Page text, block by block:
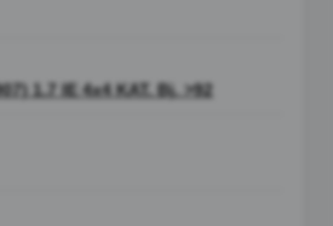
1.7 IE 4x4 KAT. Bj. >92